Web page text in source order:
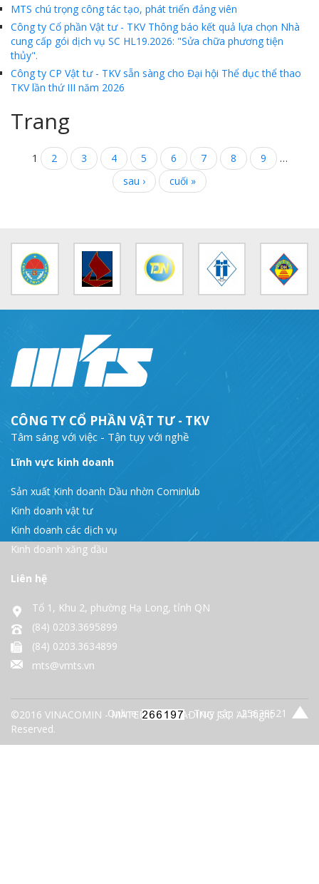
MTS chú trọng công tác tạo, phát triển đảng viên
Công ty Cổ phần Vật tư - TKV Thông báo kết quả lựa chọn Nhà
cung cấp gói dịch vụ SC HL19.2026: "Sửa chữa phương tiện
thủy".
Công ty CP Vật tư - TKV sẵn sàng cho Đại hội Thể dục thể thao
TKV lần thứ III năm 2026
Trang
1 2 3 4 5 6 7 8 9
…
sau ›
cuối »
CÔNG TY CỔ PHẦN VẬT TƯ - TKV
Tâm sáng với việc - Tận tụy với nghề
Lĩnh vực kinh doanh
Sản xuất Kinh doanh Dầu nhờn Cominlub
Kinh doanh vật tư
Kinh doanh các dịch vụ
Kinh doanh xăng dầu
Liên hệ
Tổ 1, Khu 2, phường Hạ Long, tỉnh QN
(84) 0203.3695899
(84) 0203.3634899
mts@vmts.vn
©2016 VINACOMIN - MATERIALS TRADING JSC. All Right
Reserved.
Online: - Truy cập : 25638521